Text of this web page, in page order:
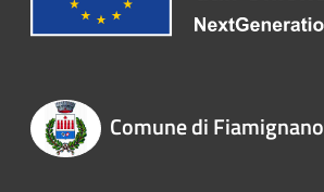
Comune di Fiamignano